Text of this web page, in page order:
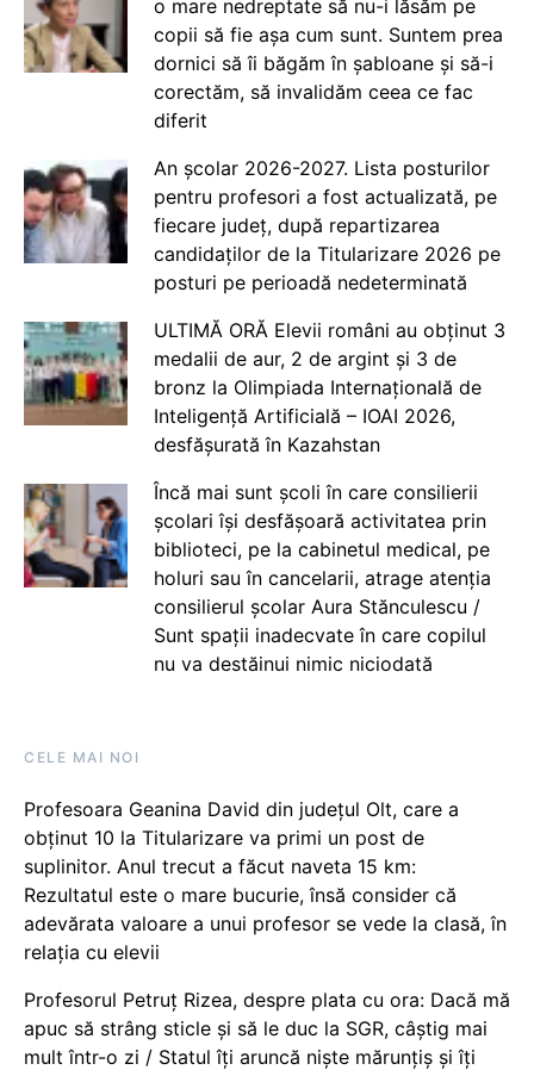
o mare nedreptate să nu-i lăsăm pe
copii să fie așa cum sunt. Suntem prea
dornici să îi băgăm în șabloane și să-i
corectăm, să invalidăm ceea ce fac
diferit
An școlar 2026-2027. Lista posturilor
pentru profesori a fost actualizată, pe
fiecare județ, după repartizarea
candidaților de la Titularizare 2026 pe
posturi pe perioadă nedeterminată
ULTIMĂ ORĂ Elevii români au obținut 3
medalii de aur, 2 de argint și 3 de
bronz la Olimpiada Internațională de
Inteligență Artificială – IOAI 2026,
desfășurată în Kazahstan
Încă mai sunt școli în care consilierii
școlari își desfășoară activitatea prin
biblioteci, pe la cabinetul medical, pe
holuri sau în cancelarii, atrage atenția
consilierul școlar Aura Stănculescu /
Sunt spații inadecvate în care copilul
nu va destăinui nimic niciodată
CELE MAI NOI
Profesoara Geanina David din județul Olt, care a
obținut 10 la Titularizare va primi un post de
suplinitor. Anul trecut a făcut naveta 15 km:
Rezultatul este o mare bucurie, însă consider că
adevărata valoare a unui profesor se vede la clasă, în
relația cu elevii
Profesorul Petruț Rizea, despre plata cu ora: Dacă mă
apuc să strâng sticle și să le duc la SGR, câștig mai
mult într-o zi / Statul îți aruncă niște mărunțiș și îți